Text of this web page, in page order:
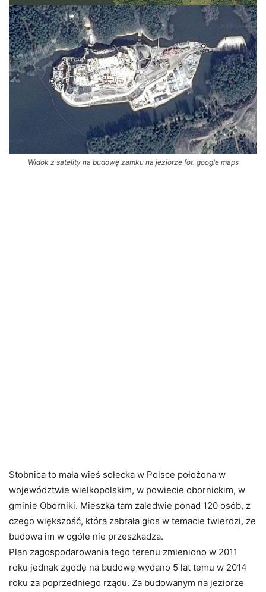
Widok z satelity na budowę zamku na jeziorze fot. google maps
Stobnica to mała wieś sołecka w Polsce położona w
województwie wielkopolskim, w powiecie obornickim, w
gminie Oborniki. Mieszka tam zaledwie ponad 120 osób, z
czego większość, która zabrała głos w temacie twierdzi, że
budowa im w ogóle nie przeszkadza.
Plan zagospodarowania tego terenu zmieniono w 2011
roku jednak zgodę na budowę wydano 5 lat temu w 2014
roku za poprzedniego rządu. Za budowanym na jeziorze